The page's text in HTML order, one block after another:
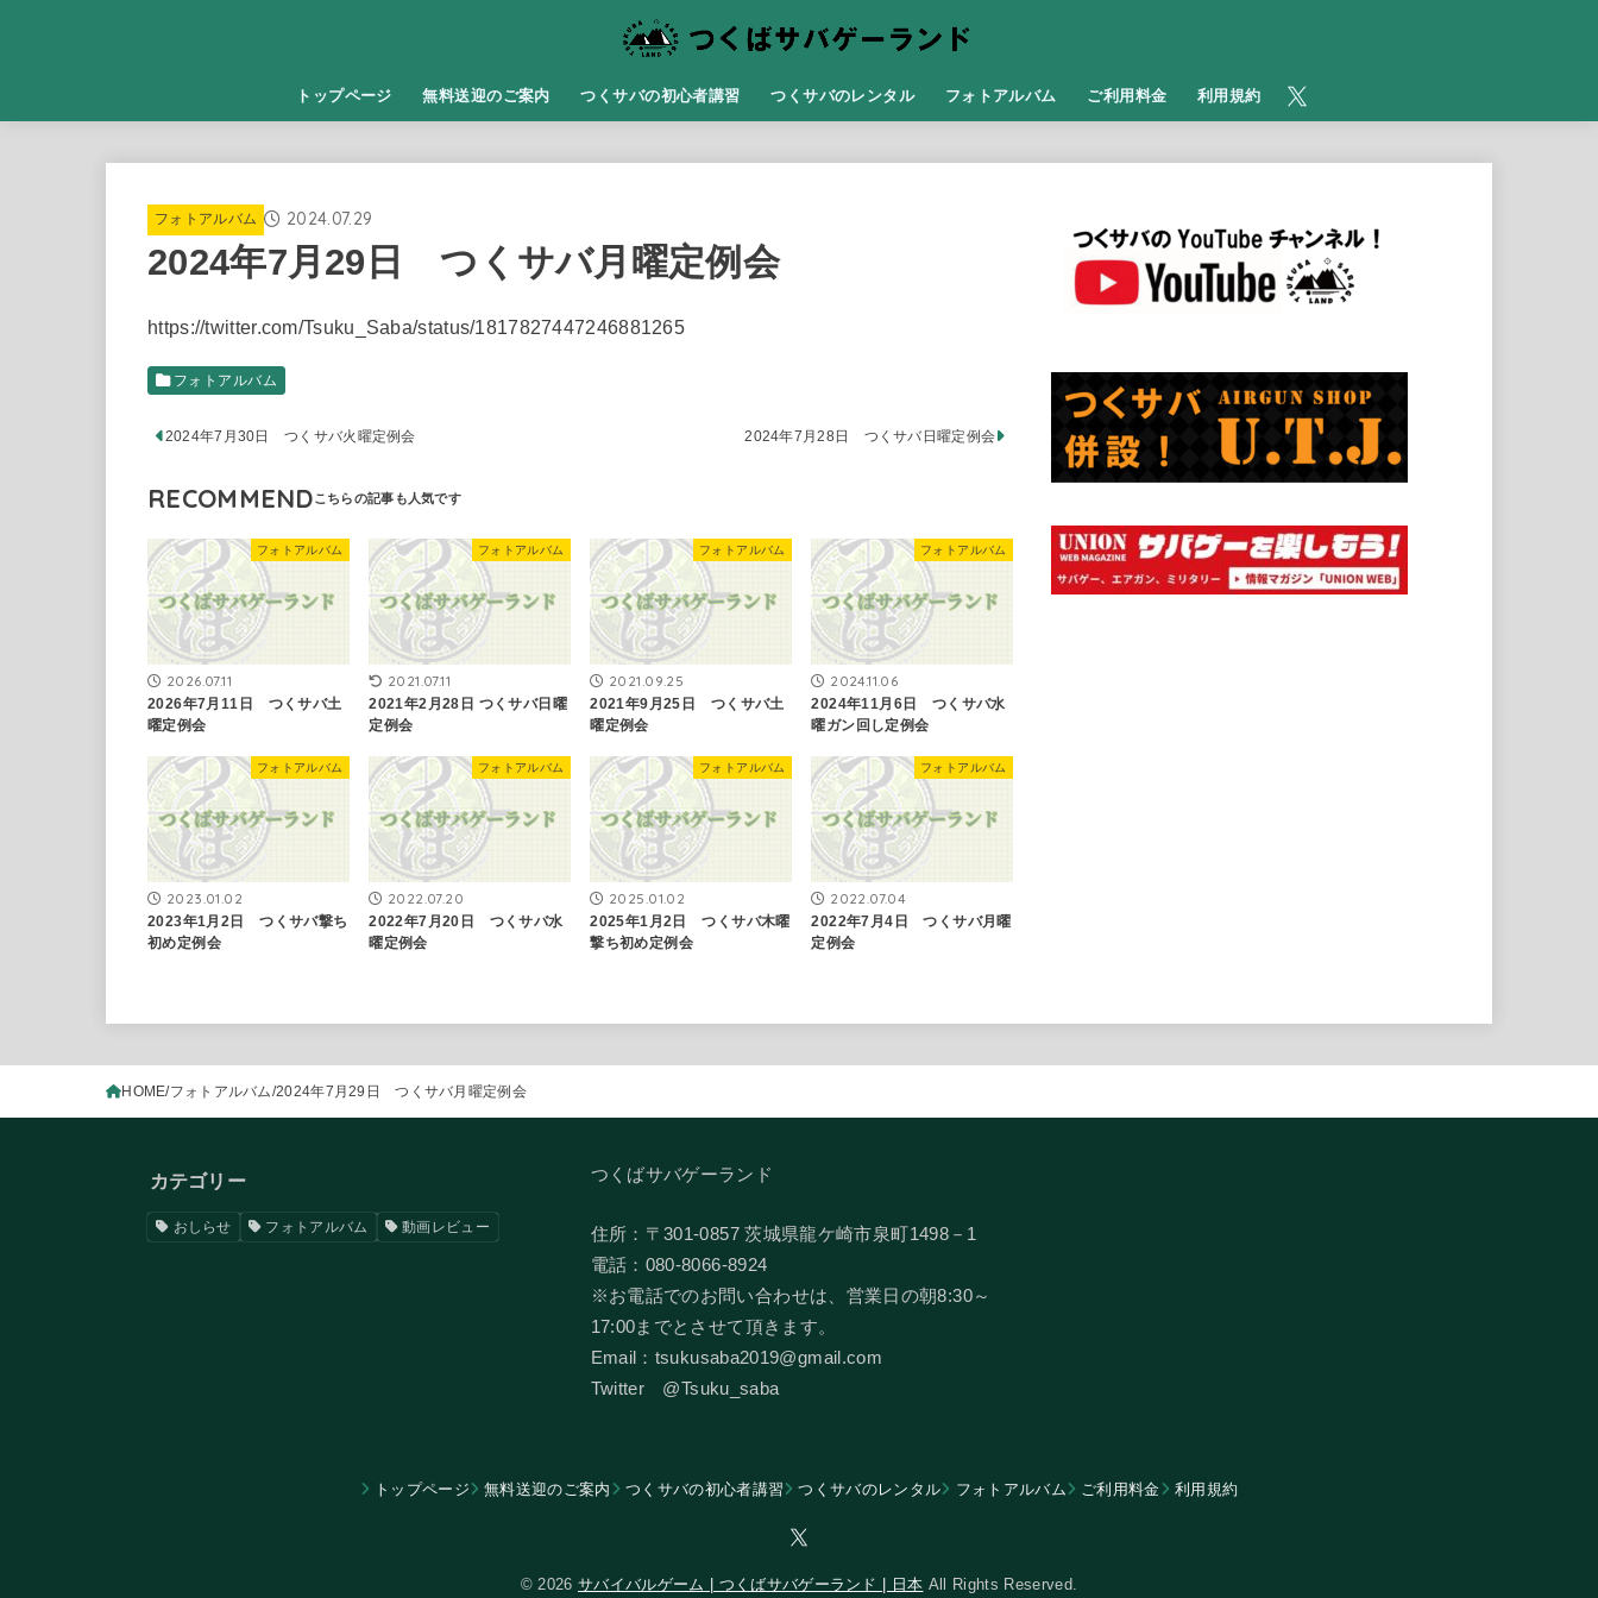
トップページ 無料送迎のご案内 つくサバの初心者講習 つくサバのレンタル フォトアルバム ​ご利用料金 利用規約
フォトアルバム 2024.07.29
2024年7月29日 つくサバ月曜定例会
https://twitter.com/Tsuku_Saba/status/1817827447246881265
フォトアルバム
2024年7月30日 つくサバ火曜定例会 2024年7月28日 つくサバ日曜定例会
RECOMMEND
フォトアルバム
2026.07.11
2026年7月11日 つくサバ土
曜定例会
フォトアルバム
2021.07.11
2021年2月28日 ​つくサバ日曜
定例会
フォトアルバム
2021.09.25
2021年9月25日 つくサバ土
曜定例会
フォトアルバム
2024.11.06
2024年11月6日 つくサバ水
曜ガン回し定例会
フォトアルバム
2023.01.02
2023年1月2日 つくサバ撃ち
初め定例会
フォトアルバム
2022.07.20
2022年7月20日 つくサバ水
曜定例会
フォトアルバム
2025.01.02
2025年1月2日 つくサバ木曜
撃ち初め定例会
フォトアルバム
2022.07.04
2022年7月4日 つくサバ月曜
定例会
HOME フォトアルバム 2024年7月29日 つくサバ月曜定例会
カテゴリー
おしらせ フォトアルバム 動画レビュー
つくばサバゲーランド
住所：〒301-0857 茨城県龍ケ崎市泉町1498－1
電話：080-8066-8924
​※お電話でのお問い合わせは、営業日の朝8:30～
17:00までとさせて頂きます。
Email：tsukusaba2019@gmail.com
​Twitter @Tsuku_saba
トップページ 無料送迎のご案内 つくサバの初心者講習 つくサバのレンタル フォトアルバム ​ご利用料金 利用規約
© 2026 サバイバルゲーム | つくばサバゲーランド | 日本 All Rights Reserved.